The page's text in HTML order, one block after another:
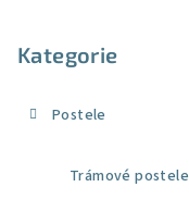
Kategorie
Postele
Trámové postele